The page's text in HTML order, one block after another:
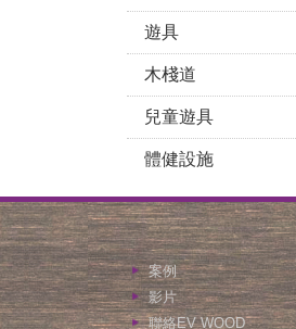
遊具
木棧道
兒童遊具
體健設施
案例
影片
聯絡EV WOOD